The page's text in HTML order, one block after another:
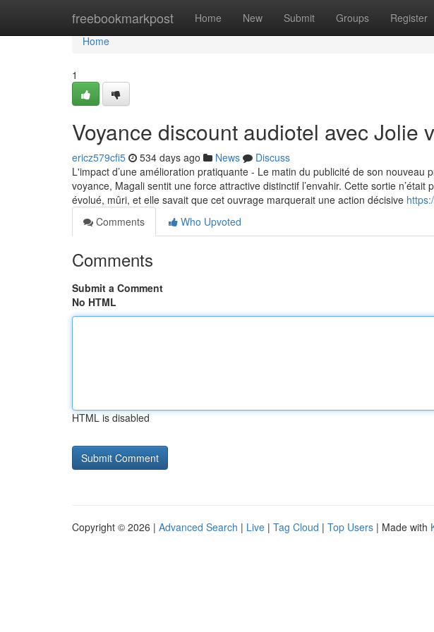
freebookmarkpost Home New Submit Groups Register
Home
Home
1
Voyance discount audiotel avec Jolie
ericz579cfi5 534 days ago News
Discuss
L'impact d’une amélioration pratiquante - Le matin du publicité de son nouveau
voyance, Magali sentit une force attractive distinctif l’envahir. Cette sortie
évolué, mûri, et elle savait que cet ouvrage marquerait une action décisive
Comments
Who Upvoted
Comments
Submit a Comment
No HTML
HTML is disabled
Copyright © 2026 | Advanced Search | Live | Tag Cloud | Top Users | Made with